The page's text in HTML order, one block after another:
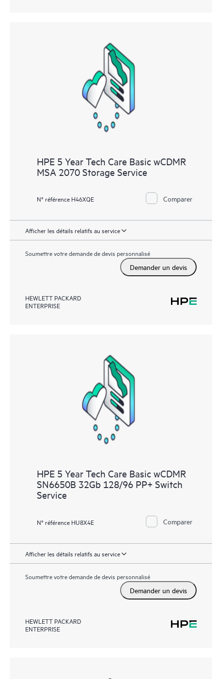
HPE 5 Year Tech Care Basic wCDMR
MSA 2070 Storage Service
N° référence H46XQE Comparer
Afficher les détails relatifs au service
Soumettre votre demande de devis personnalisé
Demander un devis
HEWLETT PACKARD
ENTERPRISE
HPE 5 Year Tech Care Basic wCDMR
SN6650B 32Gb 128/96 PP+ Switch
Service
N° référence HU8X4E Comparer
Afficher les détails relatifs au service
Soumettre votre demande de devis personnalisé
Demander un devis
HEWLETT PACKARD
ENTERPRISE